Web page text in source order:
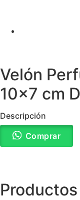
Velón
10×7 cm
Descripción
Comprar